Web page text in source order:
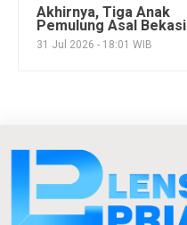
Akhirnya, Tiga Anak
Pemulung Asal Bekasi
Dapat Perhatian
Disdikpora
31 Jul 2026 - 18:01 WIB